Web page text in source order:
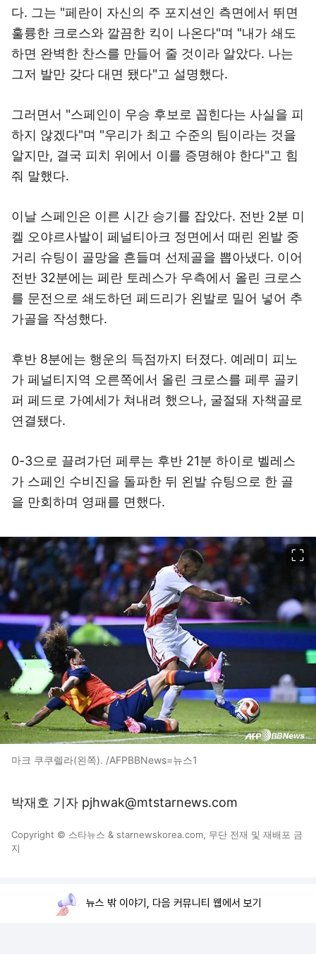
다. 그는 "페란이 자신의 주 포지션인 측면에서 뛰면
훌륭한 크로스와 깔끔한 킥이 나온다"며 "내가 쇄도
하면 완벽한 찬스를 만들어 줄 것이라 알았다. 나는
그저 발만 갖다 대면 됐다"고 설명했다.
그러면서 "스페인이 우승 후보로 꼽힌다는 사실을 피
하지 않겠다"며 "우리가 최고 수준의 팀이라는 것을
알지만, 결국 피치 위에서 이를 증명해야 한다"고 힘
줘 말했다.
이날 스페인은 이른 시간 승기를 잡았다. 전반 2분 미
켈 오야르사발이 페널티아크 정면에서 때린 왼발 중
거리 슈팅이 골망을 흔들며 선제골을 뽑아냈다. 이어
전반 32분에는 페란 토레스가 우측에서 올린 크로스
를 문전으로 쇄도하던 페드리가 왼발로 밀어 넣어 추
가골을 작성했다.
후반 8분에는 행운의 득점까지 터졌다. 예레미 피노
가 페널티지역 오른쪽에서 올린 크로스를 페루 골키
퍼 페드로 가예세가 쳐내려 했으나, 굴절돼 자책골로
연결됐다.
0-3으로 끌려가던 페루는 후반 21분 하이로 벨레스
가 스페인 수비진을 돌파한 뒤 왼발 슈팅으로 한 골
을 만회하며 영패를 면했다.
마크 쿠쿠렐라(왼쪽). /AFPBBNews=뉴스1
박재호 기자 pjhwak@mtstarnews.com
Copyright © 스타뉴스 & starnewskorea.com, 무단 전재 및 재배포 금
지
뉴스 밖 이야기, 다음 커뮤니티 웹에서 보기